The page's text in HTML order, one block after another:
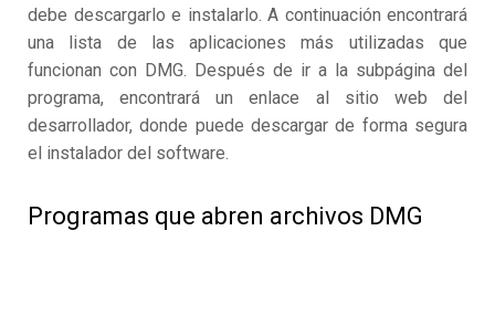
debe descargarlo e instalarlo. A continuación encontrará
una lista de las aplicaciones más utilizadas que
funcionan con DMG. Después de ir a la subpágina del
programa, encontrará un enlace al sitio web del
desarrollador, donde puede descargar de forma segura
el instalador del software.
Programas que abren archivos DMG